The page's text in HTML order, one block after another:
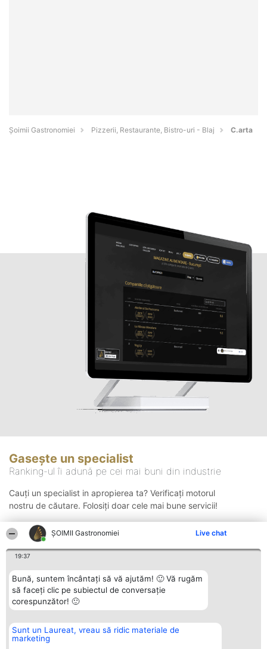
ȘOIMII Gastronomiei Live chat
19:37
Bună, suntem încântați să vă ajutăm! 🙂 Vă rugăm
să faceți clic pe subiectul de conversație
corespunzător! 🙂
Sunt un Laureat, vreau să ridic materiale de
marketing
Șoimii Gastronomiei Pizzerii, Restaurante, Bistro-uri - Blaj C.arta
Gasește un specialist
Ranking-ul îi adună pe cei mai buni din industrie
Cauți un specialist in apropierea ta? Verificați motorul
nostru de căutare. Folosiți doar cele mai bune servicii!
Organizator Ranking
BRIGHT SOLUTIONS BR SRL
Plebiscyt Contact